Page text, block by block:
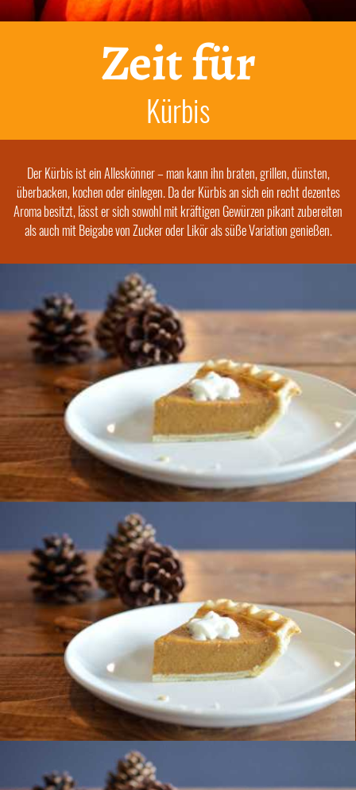
Zeit für
Kürbis
Der Kürbis ist ein Alleskönner – man kann ihn braten, grillen, dünsten,
überbacken, kochen oder einlegen. Da der Kürbis an sich ein recht dezentes
Aroma besitzt, lässt er sich sowohl mit kräftigen Gewürzen pikant zubereiten
als auch mit Beigabe von Zucker oder Likör als süße Variation genießen.